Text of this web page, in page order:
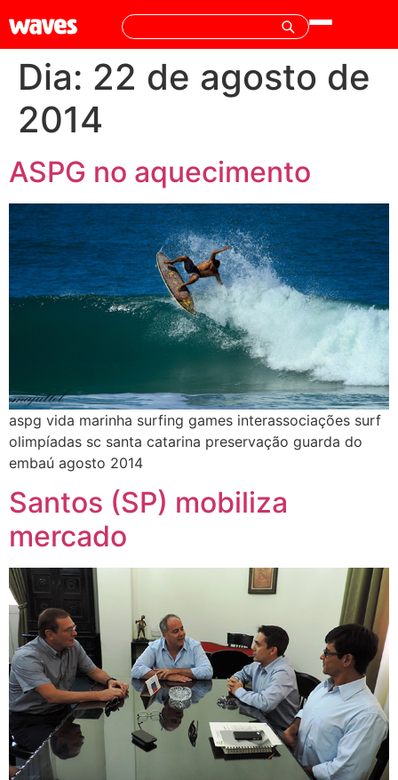
Dia: 22 de agosto de
2014
ASPG no aquecimento
aspg vida marinha surfing games interassociações surf
olimpíadas sc santa catarina preservação guarda do
embaú agosto 2014
Santos (SP) mobiliza
mercado